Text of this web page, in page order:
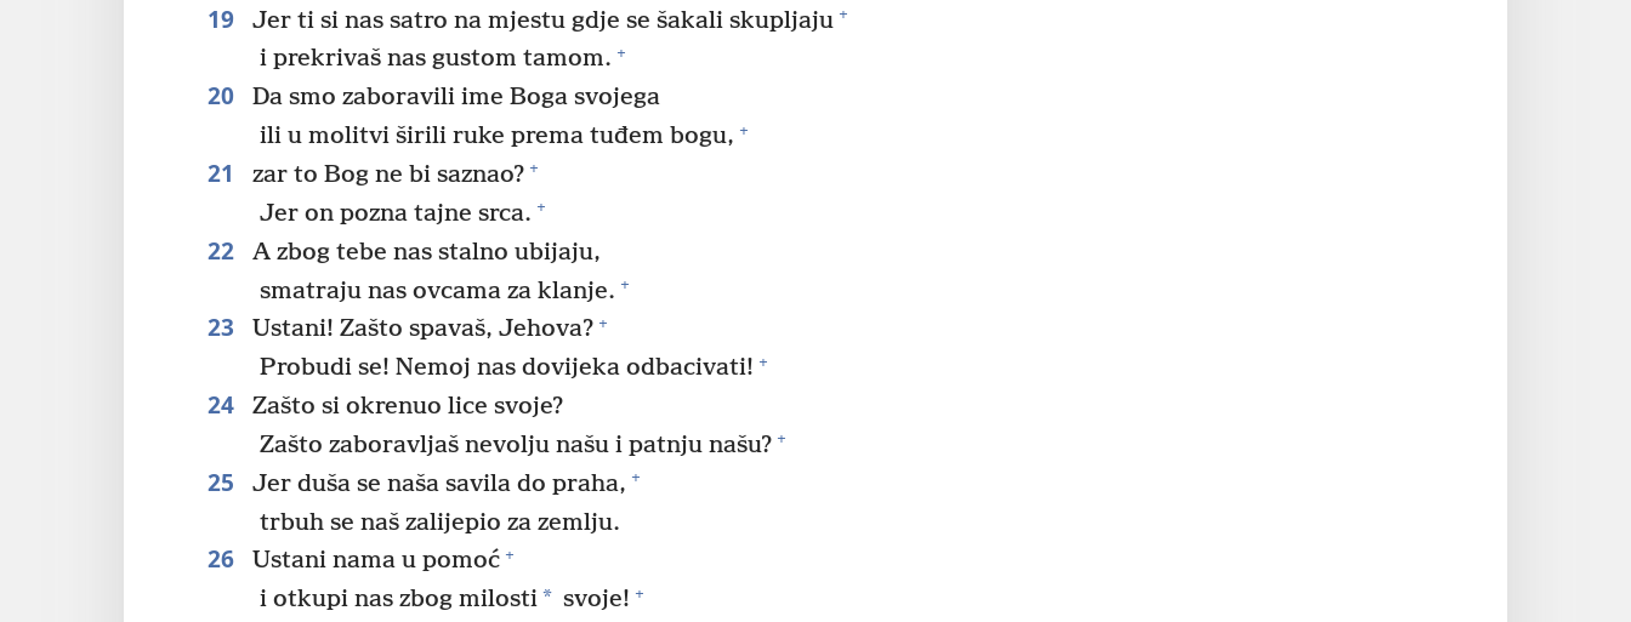
19 Jer ti si nas satro na mjestu gdje se šakali skupljaju +
i prekrivaš nas gustom tamom. +
20
Da smo zaboravili ime Boga svojega
ili u molitvi širili ruke prema tuđem bogu, +
21 zar to Bog ne bi saznao? +
Jer on pozna tajne srca. +
22
A zbog tebe nas stalno ubijaju,
smatraju nas ovcama za klanje. +
23 Ustani! Zašto spavaš, Jehova? +
Probudi se! Nemoj nas dovijeka odbacivati! +
24
Zašto si okrenuo lice svoje?
Zašto zaboravljaš nevolju našu i patnju našu? +
25 Jer duša se naša savila do praha, +
trbuh se naš zalijepio za zemlju.
26 Ustani nama u pomoć +
i otkupi nas zbog milosti* svoje! +